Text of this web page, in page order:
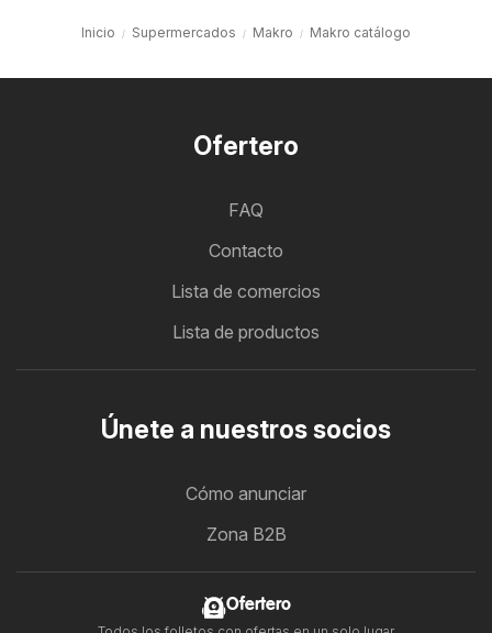
Inicio Supermercados Makro Makro catálogo
Ofertero
FAQ
Contacto
Lista de comercios
Lista de productos
Únete a nuestros socios
Cómo anunciar
Zona B2B
Ofertero